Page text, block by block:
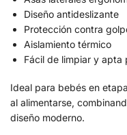
Diseño antideslizante
Protección contra
Aislamiento térmico
Fácil de limpiar y apta
Ideal para bebés en
al alimentarse,
diseño moderno.